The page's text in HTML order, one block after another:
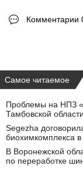
Комментарии
Самое читаемое
Проблемы на НПЗ
Тамбовской области
Segezha
биохимкомплекса
В Воронежской
по переработке